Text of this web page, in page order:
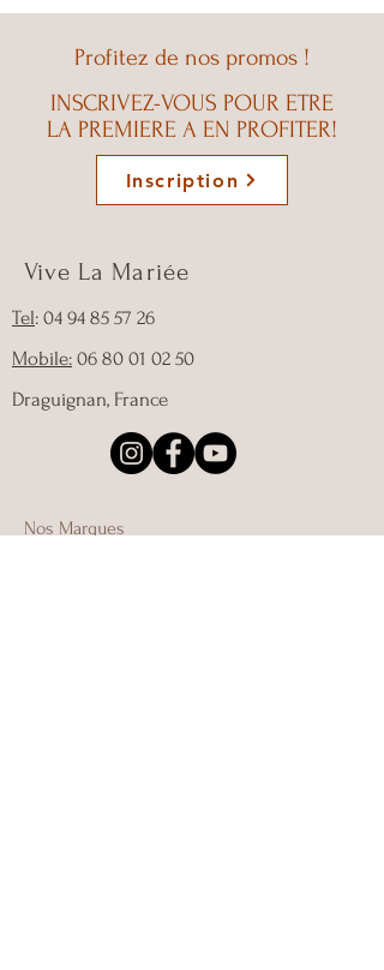
Profitez de nos promos !
INSCRIVEZ-VOUS POUR ETRE
LA PREMIERE A EN PROFITER!
Inscription
Vive La Mariée
Tel: 04 94 85 57 26
Mobile: 06 80 01 02 50
Draguignan, France
Nos Marques